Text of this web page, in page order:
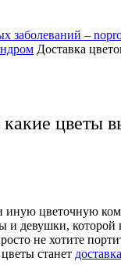
заболеваний –
Доставка
цветы
иную цветочную
девушки, которой
не хотите
станет